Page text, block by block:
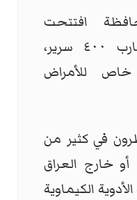
افتتحت
مستشفى بسعة ما يقارب ٤٠٠ سرير،
للأمراض
في كثير من
أو خارج العراق
الكيماوية